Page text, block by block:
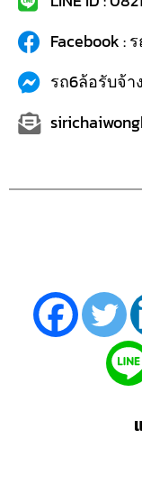
Facebook :
รถ6ล้อรับจ้าง